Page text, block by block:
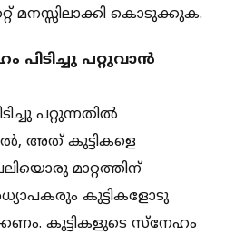
മനസ്സിലാക്കി കൊടുക്കുക.
പിടിച്ചു പറ്റുവാന്‍
പറ്റുന്നതില്‍
അത് കുട്ടികളെ
മാറ്റത്തിന്
കുട്ടികളോടു
കുട്ടികളുടെ സ്‌നേഹം